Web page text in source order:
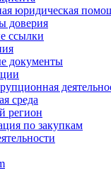
юридическая
доверия
ссылки
документы
среда
регион
по закупкам